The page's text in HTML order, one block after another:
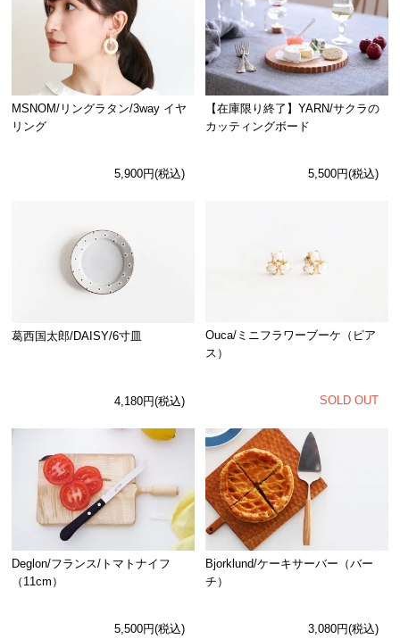
MSNOM/リングラタン/3way イヤ
リング
5,900円(税込)
【在庫限り終了】YARN/サクラの
カッティングボード
5,500円(税込)
葛西国太郎/DAISY/6寸皿
4,180円(税込)
Ouca/ミニフラワーブーケ（ピア
ス）
SOLD OUT
Deglon/フランス/トマトナイフ
（11cm）
5,500円(税込)
Bjorklund/ケーキサーバー（バー
チ）
3,080円(税込)